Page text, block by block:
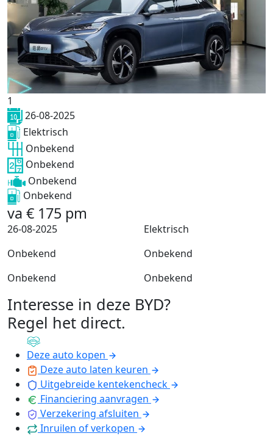
1
26-08-2025
Elektrisch
Onbekend
Onbekend
Onbekend
Onbekend
va € 175 pm
26-08-2025
Elektrisch
Onbekend
Onbekend
Onbekend
Onbekend
Interesse in deze BYD?
Regel het direct.
Deze auto kopen
Deze auto laten keuren
Uitgebreide kentekencheck
Financiering aanvragen
Verzekering afsluiten
Inruilen of verkopen